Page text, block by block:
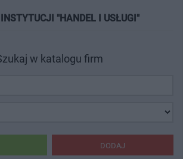
"HANDEL I USŁUGI"
w katalogu firm
DODAJ